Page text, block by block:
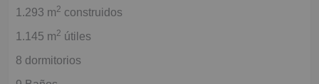
1.293 m2 construidos
1.145 m2 útiles
8 dormitorios